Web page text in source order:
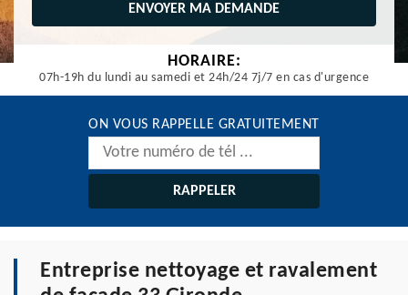
HORAIRE:
07h-19h du lundi au samedi et 24h/24 7j/7 en cas d'urgence
ON VOUS RAPPELLE GRATUITEMENT
Entreprise nettoyage et ravalement